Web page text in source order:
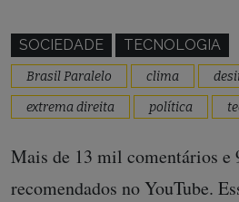
SOCIEDADE TECNOLOGIA
Brasil Paralelo clima
extrema direita
política
Mais de 13 mil comentários e
recomendados no YouTube.